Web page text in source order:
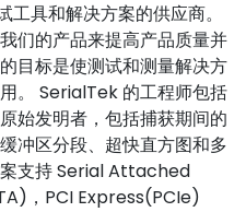
工具和解决方案的供应商。
们的产品来提高产品质量并
目标是使测试和测量解决方
。 SerialTek 的工程师包括
始发明者，包括捕获期间的
冲区分段、超快直方图和多
支持 Serial Attached
，PCI Express(PCIe)